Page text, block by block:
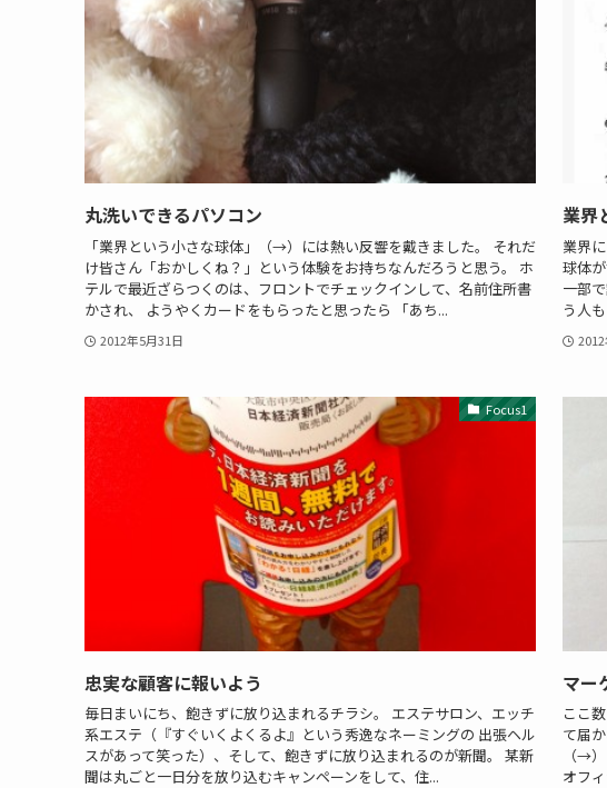
丸洗いできるパソコン
「業界という小さな球体」（→）には熱い反響を戴きました。 それだ
け皆さん「おかしくね？」という体験をお持ちなんだろうと思う。 ホ
テルで最近ざらつくのは、フロントでチェックインして、名前住所書
かされ、 ようやくカードをもらったと思ったら 「あち...
2012年5月31日
業界
業界
球体
一部
う人
Focus1
忠実な顧客に報いよう
毎日まいにち、飽きずに放り込まれるチラシ。 エステサロン、エッチ
系エステ（『すぐいくよくるよ』という秀逸なネーミングの 出張ヘル
スがあって笑った）、そして、飽きずに放り込まれるのが新聞。 某新
聞は丸ごと一日分を放り込むキャンペーンをして、住...
マー
ここ
て届
（→
オフ